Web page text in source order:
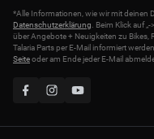
*Alle Informationen, wie wir mit deinen
Datenschutzerklärung . Beim Klick auf
über Angebote + Neuigkeiten zu Bikes,
Talaria Parts per E-Mail informiert
Seiteoder am Ende jeder E-Mail